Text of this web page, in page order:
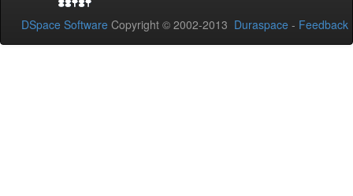
DSpace Software Copyright © 2002-2013 Duraspace - Feedback